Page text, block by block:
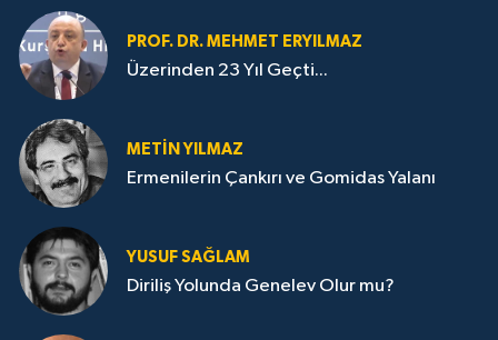
PROF. DR. MEHMET ERYILMAZ
Üzerinden 23 Yıl Geçti...
METIN YILMAZ
Ermenilerin Çankırı ve Gomidas Yalanı
YUSUF SAĞLAM
Diriliş Yolunda Genelev Olur mu?